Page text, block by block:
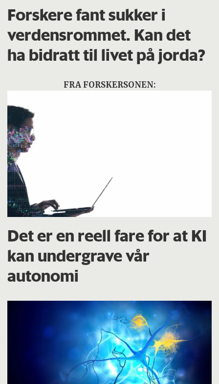
Forskere fant sukker i
verdensrommet. Kan det
ha bidratt til livet på jorda?
FRA FORSKERSONEN:
Det er en reell fare for at KI
kan undergrave vår
autonomi